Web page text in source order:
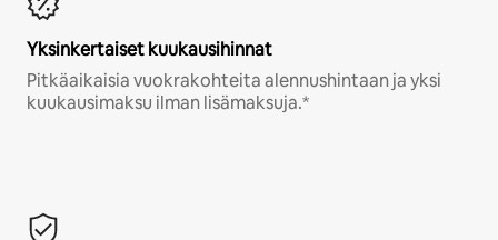
Yksinkertaiset kuukausihinnat
Pitkäaikaisia vuokrakohteita alennushintaan ja yksi
kuukausimaksu ilman lisämaksuja.*